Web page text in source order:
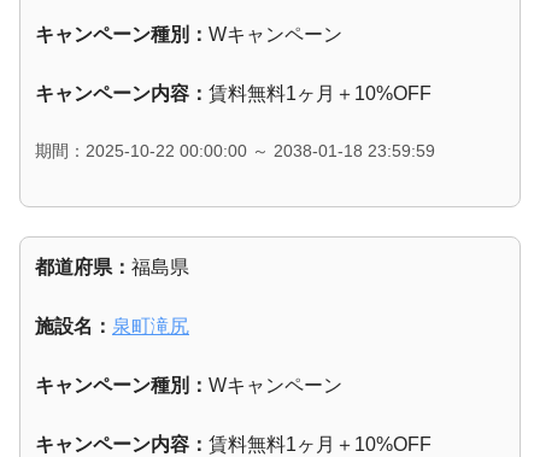
キャンペーン種別： Wキャンペーン
キャンペーン内容： 賃料無料1ヶ月＋10%OFF
期間：2025-10-22 00:00:00 ～ 2038-01-18 23:59:59
都道府県： 福島県
施設名： 泉町滝尻
キャンペーン種別： Wキャンペーン
キャンペーン内容： 賃料無料1ヶ月＋10%OFF